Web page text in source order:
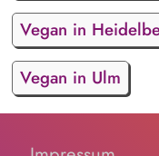
Vegan in
Vegan in Ulm